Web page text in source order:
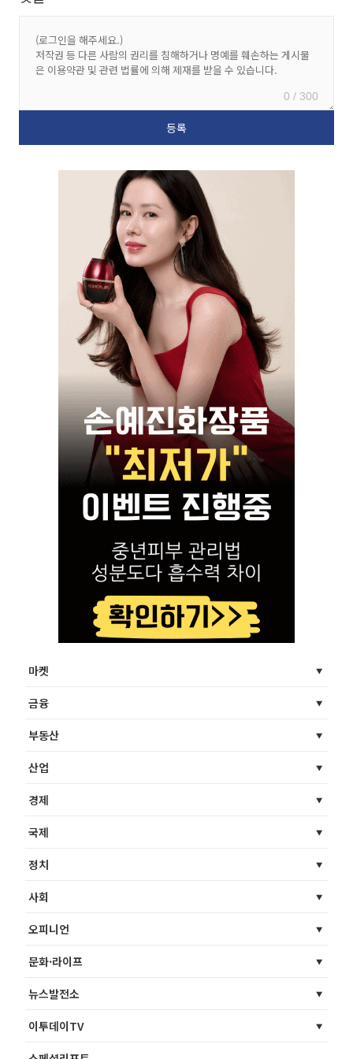
0 / 300
마켓
금융
부동산
산업
경제
국제
정치
사회
오피니언
문화·라이프
뉴스발전소
이투데이TV